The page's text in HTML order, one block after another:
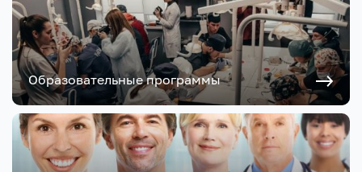
Образовательные программы